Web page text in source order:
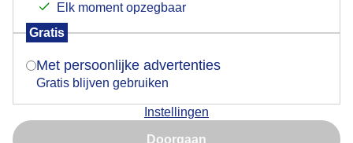
Elk moment opzegbaar
Gratis
Met persoonlijke advertenties
Gratis blijven gebruiken
Instellingen
Doorgaan
Door: Henk Straatman Gemaakt: 08-07-2025, 71x bekeken
Is goed, toon de popup
Nu niet, misschien later